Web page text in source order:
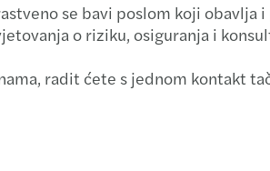
se bavi poslom koji obavlja
o riziku, osiguranja i
radit ćete s jednom kontakt